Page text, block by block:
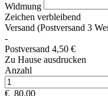
Widmung
Zeichen verbleibend
Versand (Postversand 3
-
Postversand 4,50 €
Zu Hause ausdrucken
Anzahl
€ 80.00